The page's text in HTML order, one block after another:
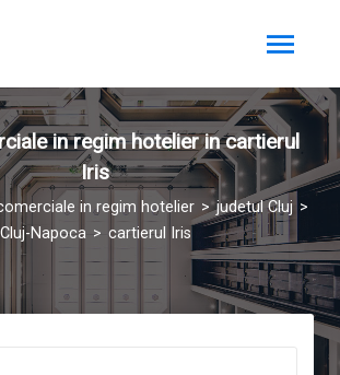
in regim hotelier in cartierul
Iris
in regim hotelier
judetul Cluj
Cluj-Napoca
cartierul Iris